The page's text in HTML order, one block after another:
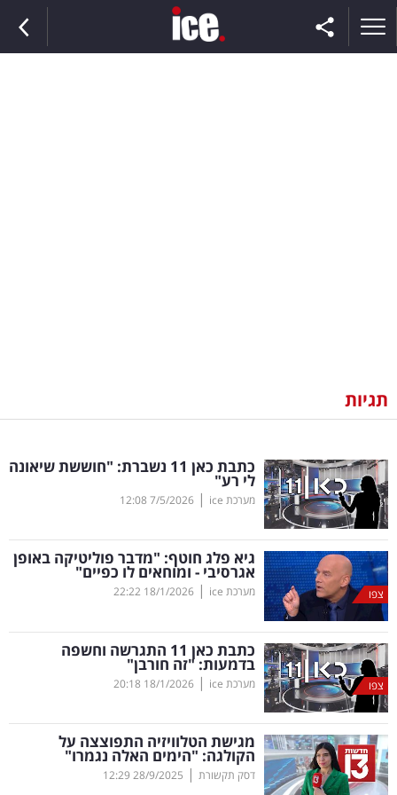
וצרכנות
דיגיטל
וטק
שיווק
ופרסום
משפט
מדדים
ומחקרים
דעות
רכילות
תגיות
כתבת כאן 11 נשברת: "חוששת שיאונה
לי רע"
מערכת ice |
7/5/2026
12:08
צפו
גיא פלג חוטף: "מדבר פוליטיקה באופן
אגרסיבי - ומוחאים לו כפיים"
מערכת ice |
18/1/2026
22:22
צפו
כתבת כאן 11 התגרשה וחשפה
בדמעות: "זה חורבן"
מערכת ice |
18/1/2026
20:18
מגישת הטלוויזיה התפוצצה על
הקולגה: "הימים האלה נגמרו"
דסק תקשורת |
28/9/2025
12:29